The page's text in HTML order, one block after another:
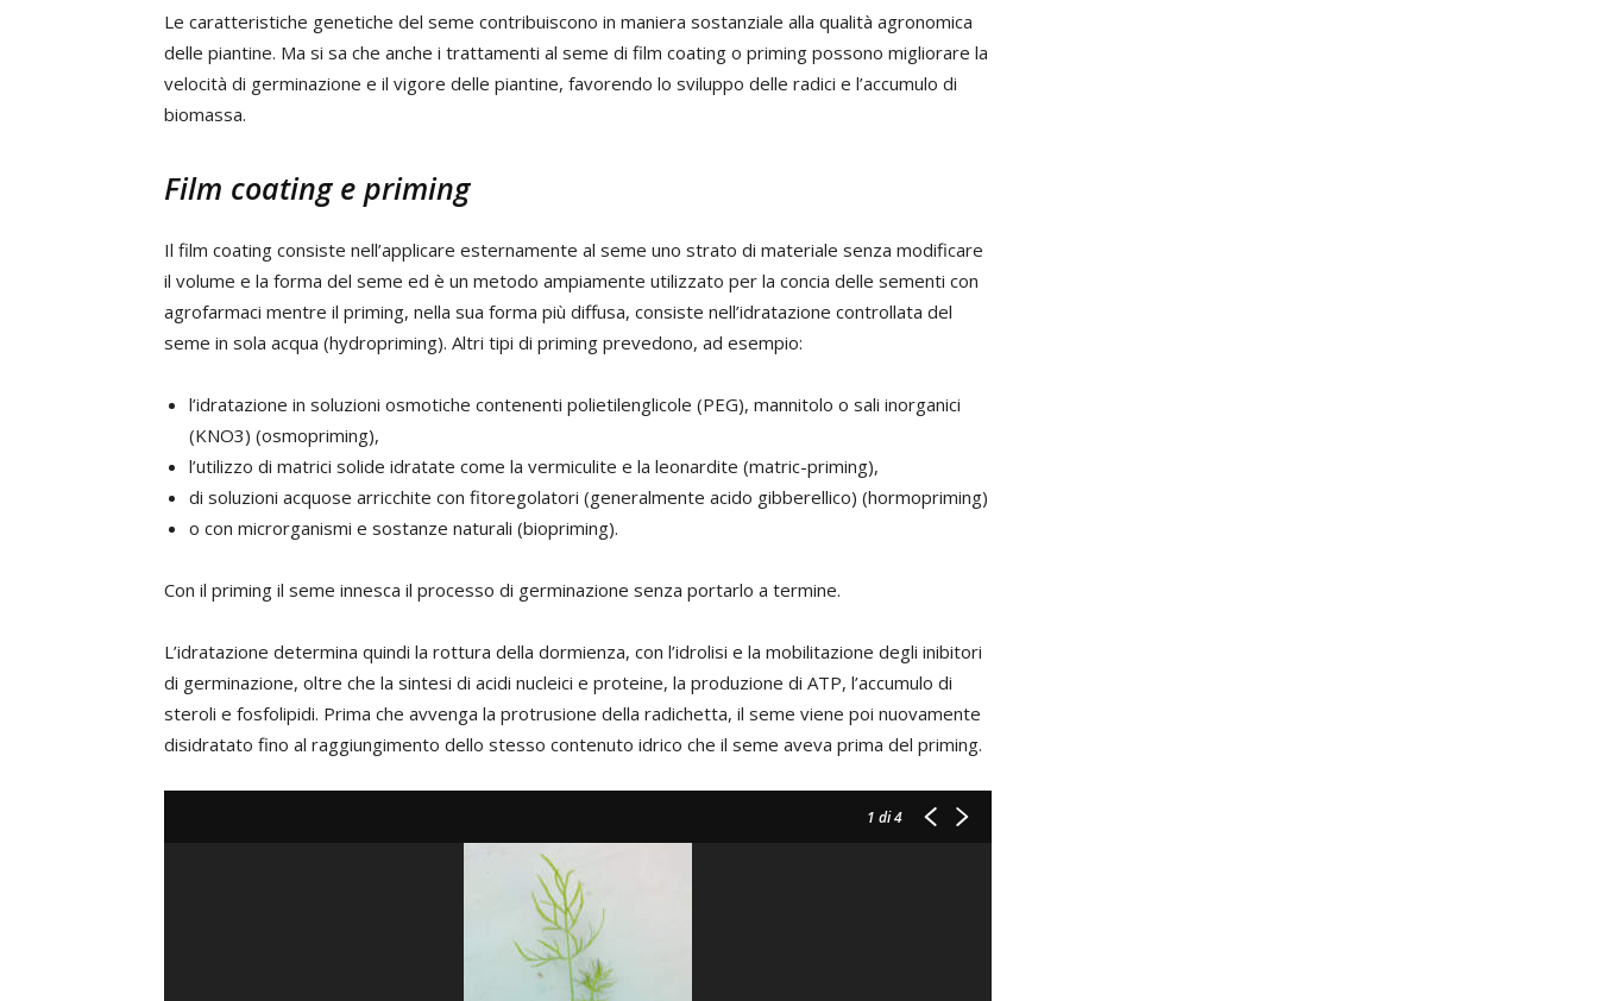
Le caratteristiche genetiche del seme contribuiscono in maniera sostanziale alla qualità agronomica
delle piantine. Ma si sa che anche i trattamenti al seme di film coating o priming possono migliorare la
velocità di germinazione e il vigore delle piantine, favorendo lo sviluppo delle radici e l’accumulo di
biomassa.
Film coating e priming
Il film coating consiste nell’applicare esternamente al seme uno strato di materiale senza modificare
il volume e la forma del seme ed è un metodo ampiamente utilizzato per la concia delle sementi con
agrofarmaci mentre il priming, nella sua forma più diffusa, consiste nell’idratazione controllata del
seme in sola acqua (hydropriming). Altri tipi di priming prevedono, ad esempio:
l’idratazione in soluzioni osmotiche contenenti polietilenglicole (PEG), mannitolo o sali inorganici
(KNO3) (osmopriming),
l’utilizzo di matrici solide idratate come la vermiculite e la leonardite (matric-priming),
di soluzioni acquose arricchite con fitoregolatori (generalmente acido gibberellico) (hormopriming)
o con microrganismi e sostanze naturali (biopriming).
Con il priming il seme innesca il processo di germinazione senza portarlo a termine.
L’idratazione determina quindi la rottura della dormienza, con l’idrolisi e la mobilitazione degli inibitori
di germinazione, oltre che la sintesi di acidi nucleici e proteine, la produzione di ATP, l’accumulo di
steroli e fosfolipidi. Prima che avvenga la protrusione della radichetta, il seme viene poi nuovamente
disidratato fino al raggiungimento dello stesso contenuto idrico che il seme aveva prima del priming.
1 di 4